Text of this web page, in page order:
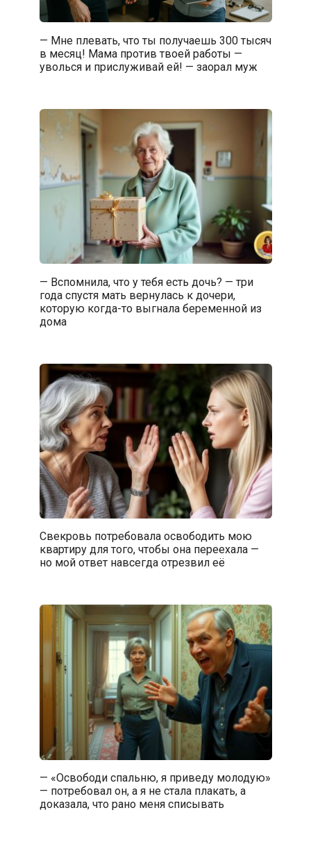
— Мне плевать, что ты получаешь 300 тысяч
в месяц! Мама против твоей работы —
уволься и прислуживай ей! — заорал муж
— Вспомнила, что у тебя есть дочь? — три
года спустя мать вернулась к дочери,
которую когда-то выгнала беременной из
дома
Свекровь потребовала освободить мою
квартиру для того, чтобы она переехала —
но мой ответ навсегда отрезвил её
— «Освободи спальню, я приведу молодую»
— потребовал он, а я не стала плакать, а
доказала, что рано меня списывать